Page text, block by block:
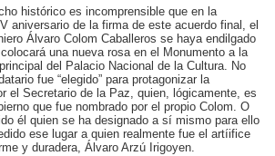
histórico es incomprensible que en la
aniversario de la firma de este acuerdo final, el
Álvaro Colom Caballeros se haya endilgado
una nueva rosa en el Monumento a la
del Palacio Nacional de la Cultura. No
fue “elegido” para protagonizar la
el Secretario de la Paz, quien, lógicamente, es
que fue nombrado por el propio Colom. O
él quien se ha designado a sí mismo para ello
ese lugar a quien realmente fue el artíifice
y duradera, Álvaro Arzú Irigoyen.